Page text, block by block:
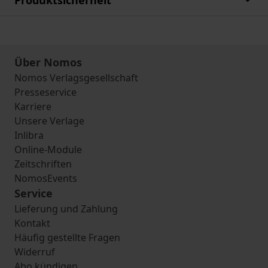
Über Nomos
Nomos Verlagsgesellschaft
Presseservice
Karriere
Unsere Verlage
Inlibra
Online-Module
Zeitschriften
NomosEvents
Service
Lieferung und Zahlung
Kontakt
Häufig gestellte Fragen
Widerruf